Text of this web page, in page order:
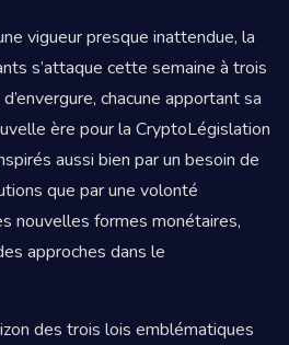
vigueur presque inattendue, la
s’attaque cette semaine à trois
chacune apportant sa
ère pour la CryptoLégislation
aussi bien par un besoin de
que par une volonté
nouvelles formes monétaires,
approches dans le
des trois lois emblématiques